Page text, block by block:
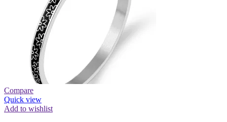
Compare
Quick view
Add to wishlist